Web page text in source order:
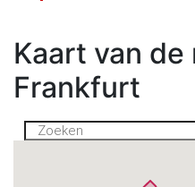
Kaart van
Frankfurt